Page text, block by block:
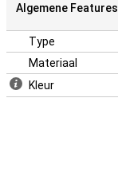
Algemene Features
Type
Materiaal
Kleur